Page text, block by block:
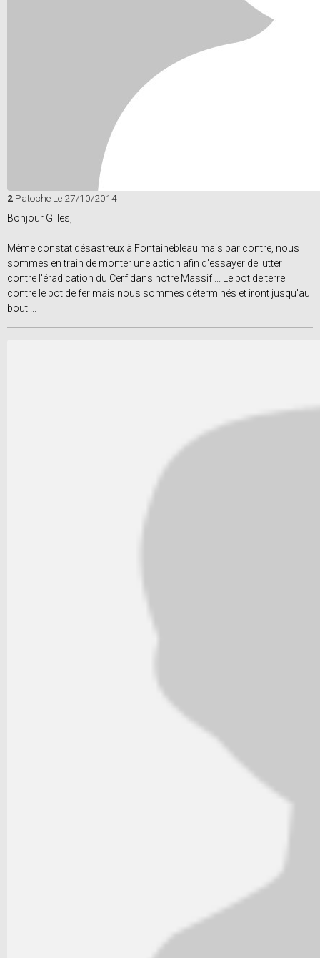
2 Patoche Le 27/10/2014
Bonjour Gilles,
Même constat désastreux à Fontainebleau mais par contre, nous
sommes en train de monter une action afin d'essayer de lutter
contre l'éradication du Cerf dans notre Massif ... Le pot de terre
contre le pot de fer mais nous sommes déterminés et iront jusqu'au
bout ...